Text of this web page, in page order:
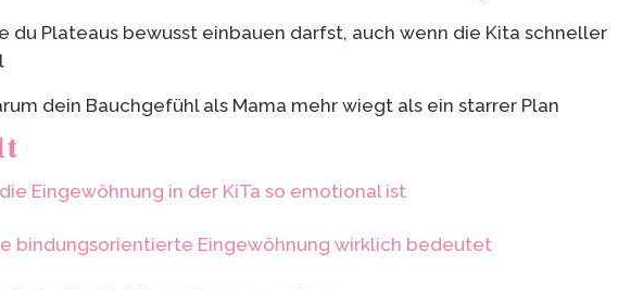
du Plateaus bewusst einbauen darfst, auch wenn die Kita schneller
dein Bauchgefühl als Mama mehr wiegt als ein starrer Plan
Eingewöhnung in der KiTa so emotional ist
bindungsorientierte Eingewöhnung wirklich bedeutet